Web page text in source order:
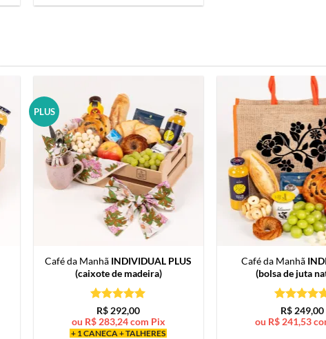
PLUS
Café da Manhã INDIVIDUAL PLUS
(caixote de madeira)
Avaliação5
de 5
R$ 292,00
ou R$283,24com Pix
+ 1 CANECA + TALHERES
Café da Manhã
(bolsa de juta
Avaliação5
de 5
R$249,00
ou R$ 241,53